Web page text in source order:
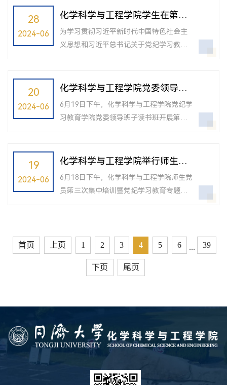
授、2023级硕士研究生刘泳龙分别获...
课。党委学研工部、党委组织部、党委宣
党党员代表等200余人参加活动。会议表彰
学院2022级硕士研究生、研究生第五党支
部...
28
2024-06
化学科学与工程学院学生在第二
学习联盟党纪知识竞赛上荣获佳
绩
为学习贯彻习近平新时代中国特色社会主
义思想和习近平总书记关于党纪学习教育
年之际，同济大学分党校第二学习联盟在6
守纪刻印在心 忠诚担当践之于行” 党纪知
识竞赛。为学习贯彻习近平新时代中国特
进党纪学习教育走深走实，在中国...
20
2024-06
化学科学与工程学院党委领导班
子党纪学习教育专题读书班开展
第三次集中学习
6月19日下午，化学科学与工程学院党纪学
习教育学院党委领导班子读书班开展第三
作纪律专题、生活纪律专题开展学习研
院班子成员参加学习。曹同成领学了《条
例》生活纪律专题，党委副书记母朝静领
近平关于全面加强党的纪律建设论述摘
编》...
19
2024-06
化学科学与工程学院举行师生党
员第三次集中培训，党委书记讲
授专题党课
6月18日下午，化学科学与工程学院师生党
员第三次集中培训暨党纪学习教育专题党
于教育和强化基础研究等重要讲话精神，
全面落实同济大学第十二次党代会任务，
全面提升同济化学学科服务新质生产力的
曹同成从学习贯彻习近平总书记关于教育...
首页 上页 1 2 3 4 5 6 ... 39
下页 尾页